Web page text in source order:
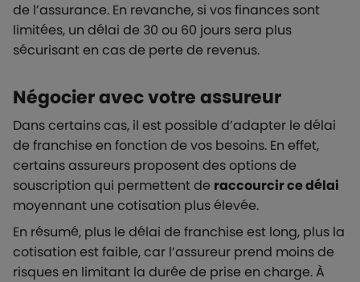
de l’assurance. En revanche, si vos finances sont
limitées, un délai de 30 ou 60 jours sera plus
sécurisant en cas de perte de revenus.
Négocier avec votre assureur
Dans certains cas, il est possible d’adapter le délai
de franchise en fonction de vos besoins. En effet,
certains assureurs proposent des options de
souscription qui permettent de raccourcir ce délai
moyennant une cotisation plus élevée.
En résumé, plus le délai de franchise est long, plus la
cotisation est faible, car l’assureur prend moins de
risques en limitant la durée de prise en charge. À